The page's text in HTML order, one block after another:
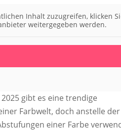
Inhalt zuzugreifen, klicken
weitergegeben werden.
gibt es eine trendige
Farbwelt, doch anstelle der
einer Farbe